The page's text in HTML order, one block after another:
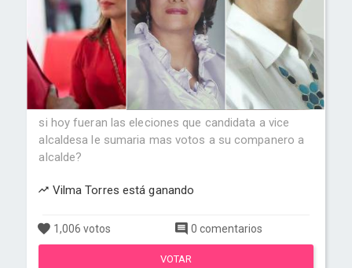
si hoy fueran las eleciones que candidata a vice
alcaldesa le sumaria mas votos a su companero a
alcalde?
Vilma Torres está ganando
1,006 votos 0 comentarios
VOTAR